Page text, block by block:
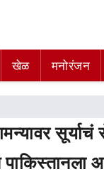
खेळ मनोरंजन
सूर्याचं